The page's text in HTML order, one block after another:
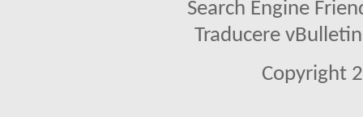
Search Engine
Traducere
Copyright